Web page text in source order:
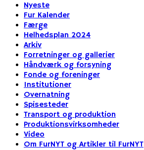
Nyeste
Fur Kalender
Færge
Helhedsplan 2024
Arkiv
Forretninger og gallerier
Håndværk og forsyning
Fonde og foreninger
Institutioner
Overnatning
Spisesteder
Transport og produktion
Produktionsvirksomheder
Video
Om FurNYT og Artikler til FurNYT